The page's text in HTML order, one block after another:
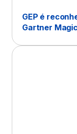
GEP é
Gartner